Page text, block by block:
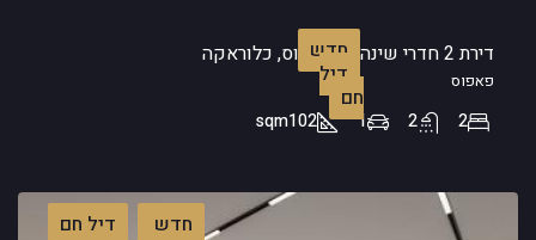
חדש
דיל
חם
דירת 2 חדרי שינה – פאפוס, כלוראקה
פאפוס
2
2
1
102
sqm
חדש דיל חם